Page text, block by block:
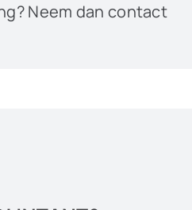
Neem dan contact